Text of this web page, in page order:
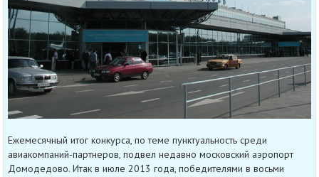
Ежемесячный итог конкурса, по теме пунктуальность среди
авиакомпаний-партнеров, подвел недавно московский аэропорт
Домодедово. Итак в июле 2013 года, победителями в восьми